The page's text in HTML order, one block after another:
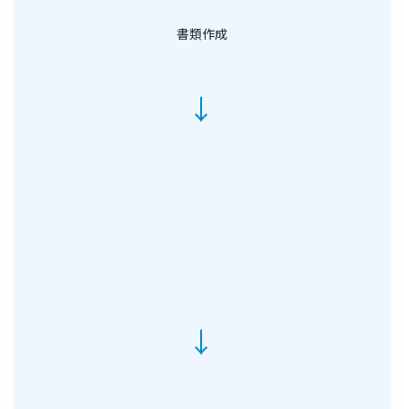
書類作成
→
→